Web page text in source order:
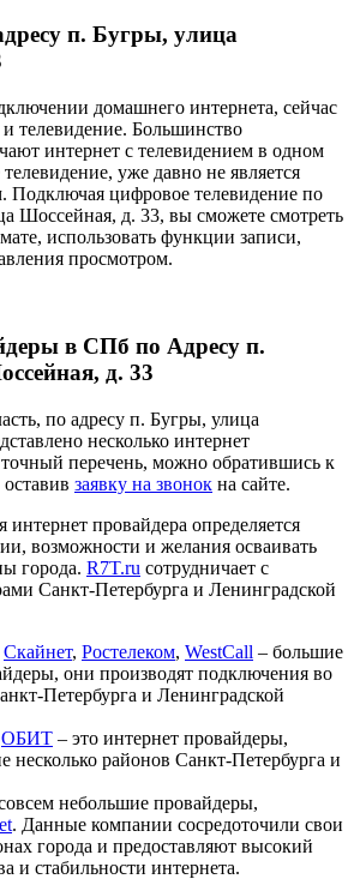
п. Бугры, улица
домашнего интернета, сейчас
телевидение. Большинство
интернет с телевидением в одном
уже давно не является
Подключая цифровое телевидение по
Шоссейная, д. 33, вы сможете смотреть
использовать функции записи,
просмотром.
в СПб по Адресу п.
д. 33
по адресу п. Бугры, улица
несколько интернет
перечень, можно обратившись к
заявку на звонок на сайте.
провайдера определяется
возможности и желания осваивать
города. R7T.ru сотрудничает с
Санкт-Петербурга и Ленинградской
Скайнет, Ростелеком, WestCall – большие
они производят подключения во
Петербурга и Ленинградской
ОБИТ – это интернет провайдеры,
районов Санкт-Петербурга и
небольшие провайдеры,
. Данные компании сосредоточили свои
города и предоставляют высокий
и стабильности интернета.